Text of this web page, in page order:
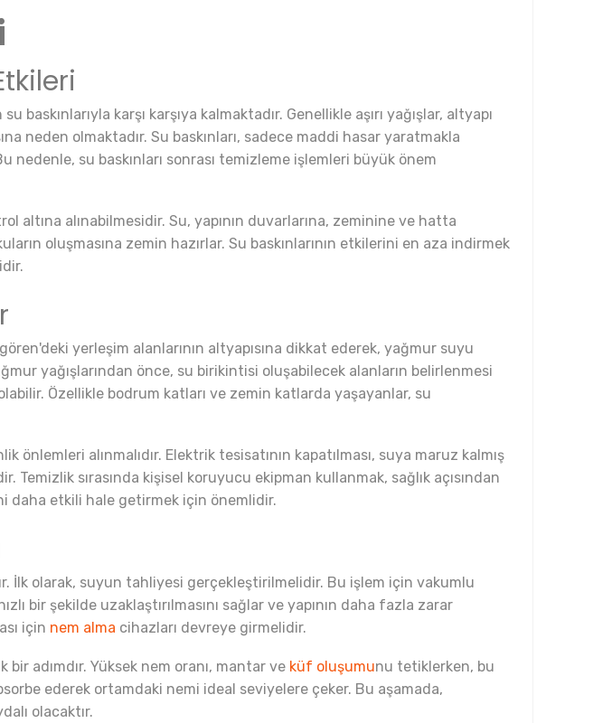
karşı karşıya kalmaktadır. Genellikle aşırı yağışlar, altyapı
neden olmaktadır. Su baskınları, sadece maddi hasar yaratmakla
nedenle, su baskınları sonrası temizleme işlemleri büyük önem
altına alınabilmesidir. Su, yapının duvarlarına, zeminine ve hatta
oluşmasına zemin hazırlar. Su baskınlarının etkilerini en aza indirmek
yerleşim alanlarının altyapısına dikkat ederek, yağmur suyu
yağışlarından önce, su birikintisi oluşabilecek alanların belirlenmesi
Özellikle bodrum katları ve zemin katlarda yaşayanlar, su
alınmalıdır. Elektrik tesisatının kapatılması, suya maruz kalmış
sırasında kişisel koruyucu ekipman kullanmak, sağlık açısından
daha etkili hale getirmek için önemlidir.
İlk olarak, suyun tahliyesi gerçekleştirilmelidir. Bu işlem için vakumlu
bir şekilde uzaklaştırılmasını sağlar ve yapının daha fazla zarar
için nem alma cihazları devreye girmelidir.
adımdır. Yüksek nem oranı, mantar ve küf oluşumunu tetiklerken, bu
ederek ortamdaki nemi ideal seviyelere çeker. Bu aşamada,
olacaktır.